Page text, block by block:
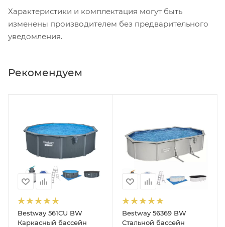
Характеристики и комплектация могут быть
изменены производителем без предварительного
уведомления.
Рекомендуем
Bestway 561CU BW
Каркасный бассейн
Bestway 56369 BW
Стальной бассейн